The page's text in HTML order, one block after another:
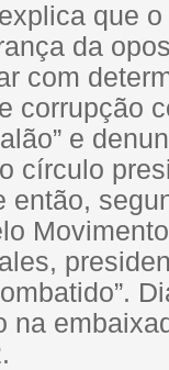
que
da
com
corrupção
e
círculo
então,
na